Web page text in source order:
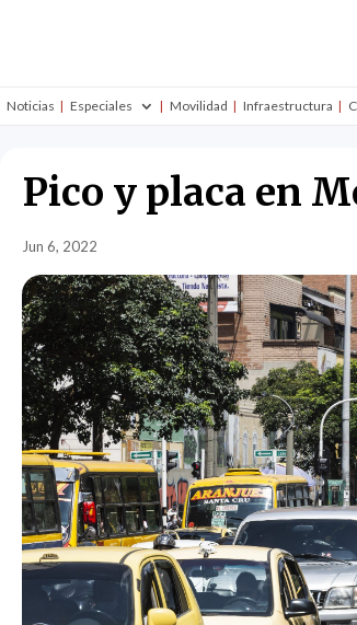
Noticias Especiales Movilidad Infraestructura
Pico y placa en
Jun 6, 2022